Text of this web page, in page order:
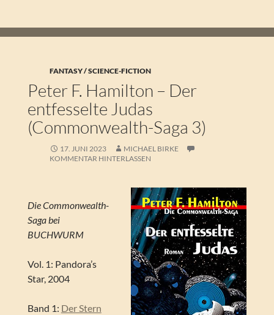
FANTASY / SCIENCE-FICTION
Peter F. Hamilton – Der
entfesselte Judas
(Commonwealth-Saga 3)
17. JUNI 2023
MICHAEL BIRKE
KOMMENTAR HINTERLASSEN
Die Commonwealth-
Saga bei
BUCHWURM
Vol. 1: Pandora’s
Star, 2004
Band 1: Der Stern